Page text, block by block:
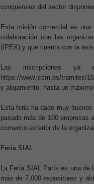
conquenses del sector
Esta misión comercial es una
colaboración con las
(IPEX) y que cuenta con la
Las inscripciones ya
https://www.jccm.es/tramites/
y alojamiento, hasta un
Esta feria ha dado muy
pasado más de 100 empresas
comercio exterior de la
Feria SIAL
La Feria SIAL París es una de
más de 7.000 expositores y